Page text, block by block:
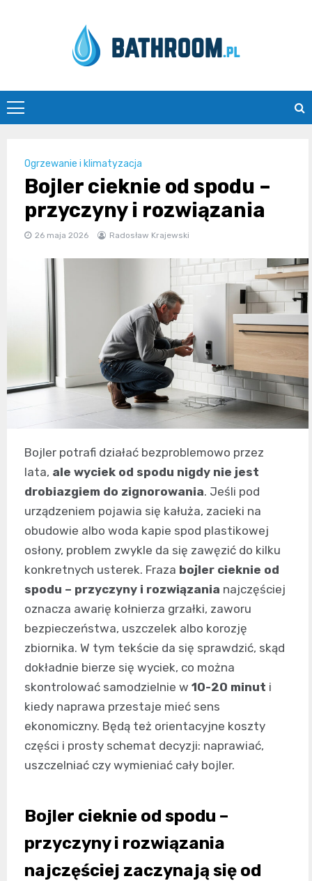
Bathroom.pl
Ogrzewanie i klimatyzacja
Bojler cieknie od spodu –
przyczyny i rozwiązania
26 maja 2026 Radosław Krajewski
Bojler potrafi działać bezproblemowo przez
lata, ale wyciek od spodu nigdy nie jest
drobiazgiem do zignorowania. Jeśli pod
urządzeniem pojawia się kałuża, zacieki na
obudowie albo woda kapie spod plastikowej
osłony, problem zwykle da się zawęzić do kilku
konkretnych usterek. Fraza bojler cieknie od
spodu – przyczyny i rozwiązania najczęściej
oznacza awarię kołnierza grzałki, zaworu
bezpieczeństwa, uszczelek albo korozję
zbiornika. W tym tekście da się sprawdzić, skąd
dokładnie bierze się wyciek, co można
skontrolować samodzielnie w 10-20 minut i
kiedy naprawa przestaje mieć sens
ekonomiczny. Będą też orientacyjne koszty
części i prosty schemat decyzji: naprawiać,
uszczelniać czy wymieniać cały bojler.
Bojler cieknie od spodu –
przyczyny i rozwiązania
najczęściej zaczynają się od